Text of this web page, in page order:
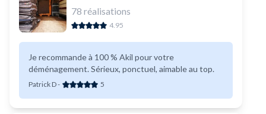
78 réalisations
4.95
Je recommande à 100 % Akil pour votre
déménagement. Sérieux, ponctuel, aimable au top.
Patrick D- 5